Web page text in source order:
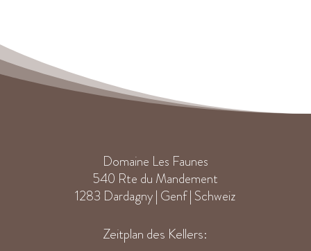
Domaine Les Faunes
540 Rte du Mandement
1283 Dardagny | Genf | Schweiz
Zeitplan des Kellers: